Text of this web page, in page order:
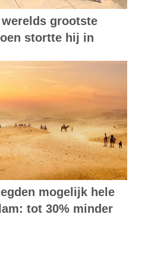
werelds grootste
stortte hij in
mogelijk hele
tot 30% minder